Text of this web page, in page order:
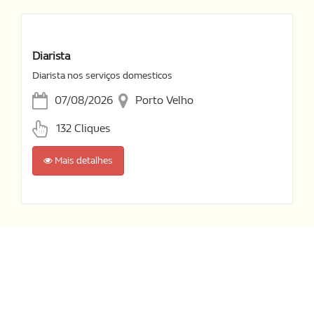
Diarista
Diarista nos serviços domesticos
07/08/2026 Porto Velho
132 Cliques
Mais detalhes